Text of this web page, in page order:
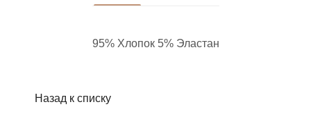
95% Хлопок 5% Эластан
Назад к списку